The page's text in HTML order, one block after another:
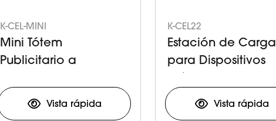
K-CEL-MINI
Mini Tótem
Publicitario a
Vista rápida
K-CEL22
Estación de Carga
para Dispositivos
Móviles
Vista rápida